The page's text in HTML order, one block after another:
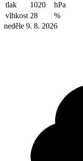
tlak
1020
hPa
vlhkost 28
%
neděle 9. 8. 2026